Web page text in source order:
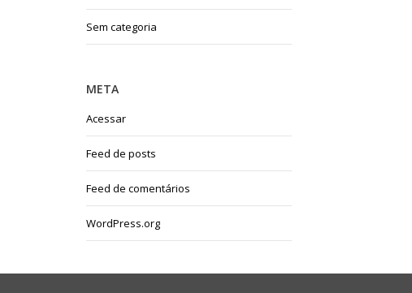
Sem categoria
META
Acessar
Feed de posts
Feed de comentários
WordPress.org